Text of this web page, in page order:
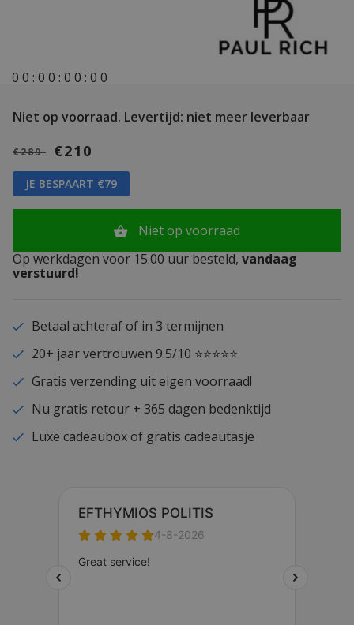
0 0 : 0 0 : 0 0 : 0 0
Niet op voorraad. Levertijd: niet meer leverbaar
€289 €210
JE BESPAART €79
Niet op voorraad
Op werkdagen voor 15.00 uur besteld, vandaag
verstuurd!
Betaal achteraf of in 3 termijnen
20+ jaar vertrouwen 9.5/10 ⭐⭐⭐⭐⭐
Gratis verzending uit eigen voorraad!
Nu gratis retour + 365 dagen bedenktijd
Luxe cadeaubox of gratis cadeautasje